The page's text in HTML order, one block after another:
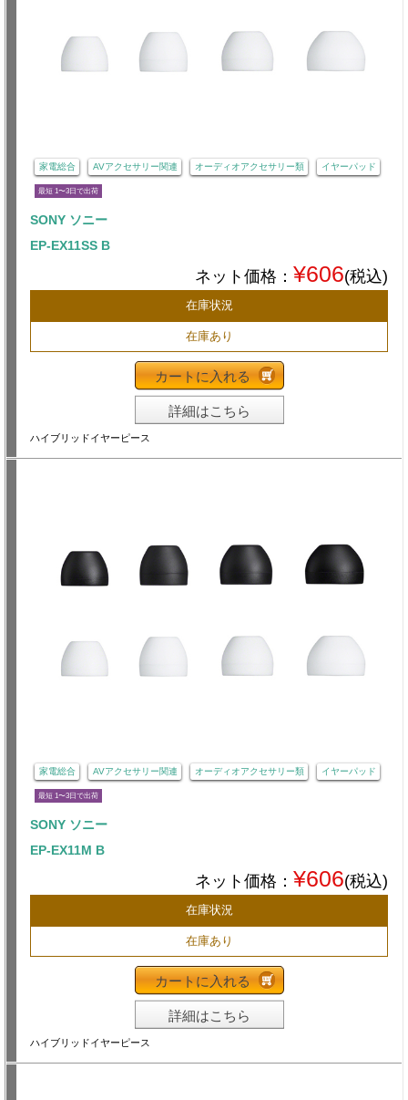
家電総合 AVアクセサリー関連 オーディオアクセサリー類 イヤーパッド
最短 1〜3日で出荷
SONY ソニー
EP-EX11SS B
ネット価格： ¥606(税込)
在庫状況
在庫あり
カートに入れる
詳細はこちら
ハイブリッドイヤーピース
家電総合 AVアクセサリー関連 オーディオアクセサリー類 イヤーパッド
最短 1〜3日で出荷
SONY ソニー
EP-EX11M B
ネット価格： ¥606(税込)
在庫状況
在庫あり
カートに入れる
詳細はこちら
ハイブリッドイヤーピース